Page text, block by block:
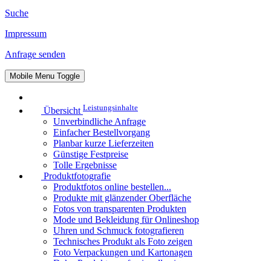
Suche
Impressum
Anfrage senden
Mobile Menu Toggle
Übersicht Leistungsinhalte
Unverbindliche Anfrage
Einfacher Bestellvorgang
Planbar kurze Lieferzeiten
Günstige Festpreise
Tolle Ergebnisse
Produktfotografie
Produktfotos online bestellen...
Produkte mit glänzender Oberfläche
Fotos von transparenten Produkten
Mode und Bekleidung für Onlineshop
Uhren und Schmuck fotografieren
Technisches Produkt als Foto zeigen
Foto Verpackungen und Kartonagen